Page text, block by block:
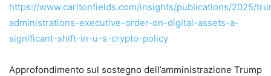
https://www.carltonfields.com/insights/publications/2025/
administrations-executive-order-on-digital-assets-a-
significant-shift-in-u-s-crypto-policy
Approfondimento sul sostegno dell’amministrazione Trump